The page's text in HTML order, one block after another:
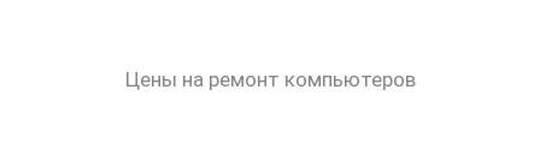
Цены на ремонт компьютеров